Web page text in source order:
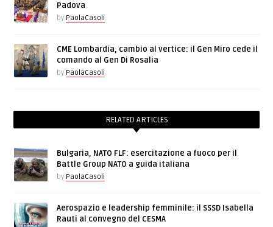
Padova
by PaolaCasoli
CME Lombardia, cambio al vertice: il Gen Miro cede il
comando al Gen Di Rosalia
by PaolaCasoli
RELATED ARTICLES
Bulgaria, NATO FLF: esercitazione a fuoco per il
Battle Group NATO a guida italiana
by PaolaCasoli
Aerospazio e leadership femminile: il SSSD Isabella
Rauti al convegno del CESMA